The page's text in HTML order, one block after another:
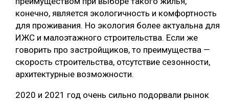
конечно, является экологичность и комфортность
для проживания. Но экология более актуальна для
ИЖС и малоэтажного строительства. Если же
говорить про застройщиков, то преимущества —
скорость строительства, отсутствие сезонности,
архитектурные возможности.
2020 и 2021 год очень сильно подорвали рынок